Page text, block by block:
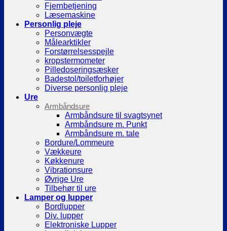
Fjernbetjening
Læsemaskine
Personlig pleje
Personvægte
Målearktikler
Forstørrelsesspejle
kropstermometer
Pilledoseringsæsker
Badestol/toiletforhøjer
Diverse personlig pleje
Ure
Armbåndsure
Armbåndsure til svagtsynet
Armbåndsure m. Punkt
Armbåndsure m. tale
Bordure/Lommeure
Vækkeure
Køkkenure
Vibrationsure
Øvrige Ure
Tilbehør til ure
Lamper og lupper
Bordlupper
Div. lupper
Elektroniske Lupper